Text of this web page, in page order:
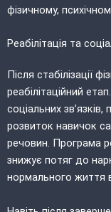
фізичному,
Реабілітація та
Після стабілізації
реабілітаційний
соціальних
розвиток навичок
речовин. Програма
знижує потяг до
нормального життя в